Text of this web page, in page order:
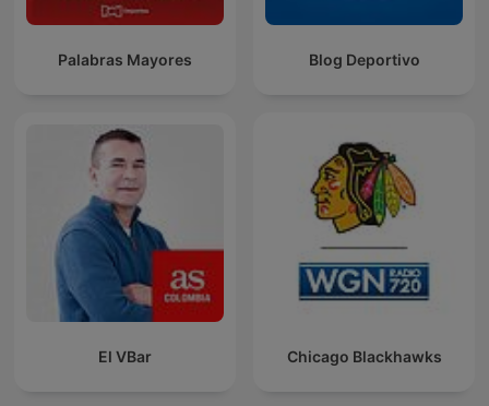
Palabras Mayores Blog Deportivo
El VBar Chicago Blackhawks